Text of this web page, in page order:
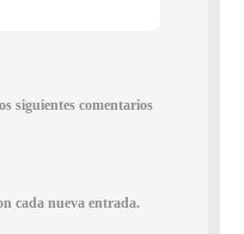
siguientes comentarios
cada nueva entrada.